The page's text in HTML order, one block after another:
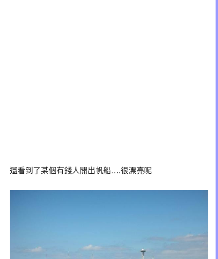
還看到了某個有錢人開出帆船….很漂亮呢